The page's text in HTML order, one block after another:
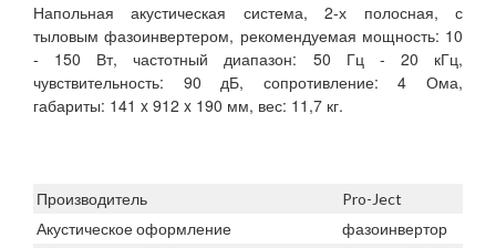
Напольная акустическая система, 2-х полосная, с
тыловым фазоинвертером, рекомендуемая мощность: 10
- 150 Вт, частотный диапазон: 50 Гц - 20 кГц,
чувствительность: 90 дБ, сопротивление: 4 Ома,
габариты: 141 x 912 x 190 мм, вес: 11,7 кг.
Производитель
Pro-Ject
Акустическое оформление
фазоинвертор